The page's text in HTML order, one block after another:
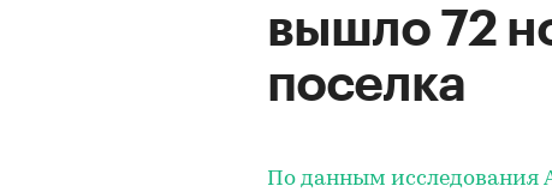
вышло 72
поселка
По данным исследования